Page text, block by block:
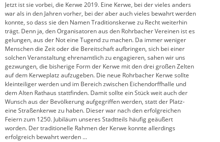
Jetzt ist sie vorbei, die Kerwe 2019. Eine Kerwe, bei der vieles anders
war als in den Jahren vorher, bei der aber auch vieles bewahrt werden
konnte, so dass sie den Namen Traditionskerwe zu Recht weiterhin
trägt. Denn ja, den Organisatoren aus den Rohrbacher Vereinen ist es
gelungen, aus der Not eine Tugend zu machen. Da immer weniger
Menschen die Zeit oder die Bereitschaft aufbringen, sich bei einer
solchen Veranstaltung ehrenamtlich zu engagieren, sahen wir uns
gezwungen, die bisherige Form der Kerwe mit den drei großen Zelten
auf dem Kerweplatz aufzugeben. Die neue Rohrbacher Kerwe sollte
kleinteiliger werden und im Bereich zwischen Eichendorffhalle und
dem Alten Rathaus stattfinden. Damit sollte ein Stück weit auch der
Wunsch aus der Bevölkerung aufgegriffen werden, statt der Platz-
eine Straßenkerwe zu haben. Dieser war nach den erfolgreichen
Feiern zum 1250. Jubiläum unseres Stadtteils häufig geäußert
worden. Der traditionelle Rahmen der Kerwe konnte allerdings
erfolgreich bewahrt werden …